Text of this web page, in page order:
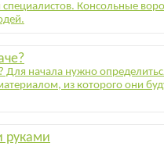
Консольные
Для начала нужно
из которого они
руками